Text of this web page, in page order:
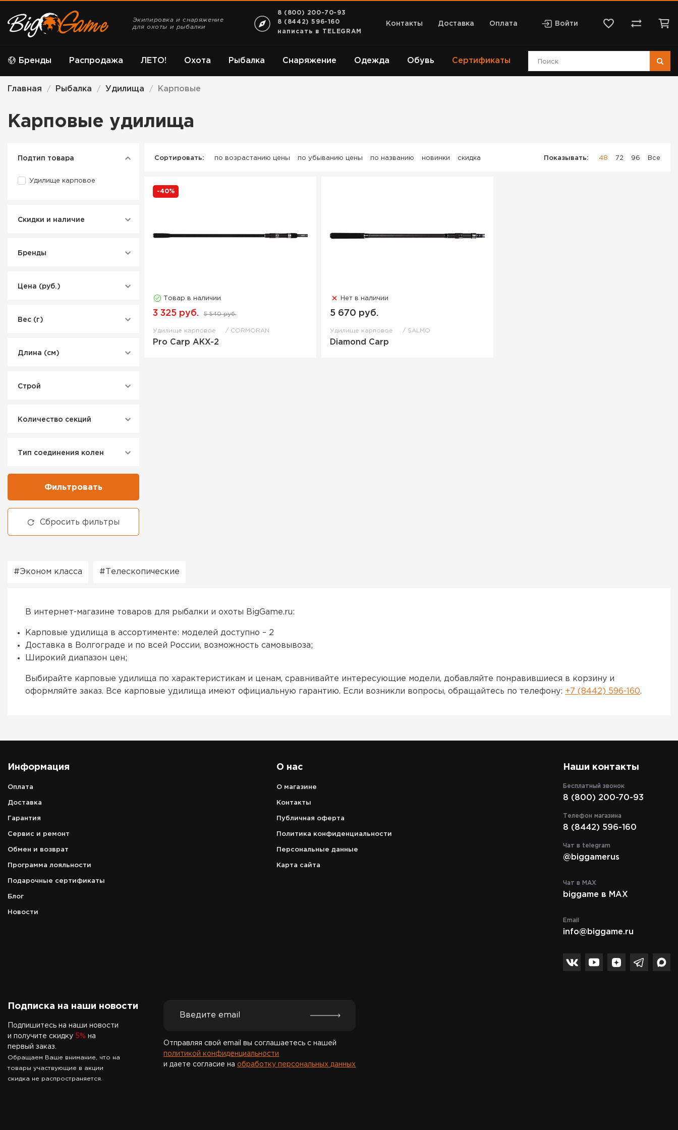
Экипировка и снаряжение
для охоты и рыбалки
8 (800) 200-70-93
8 (8442) 596-160
написать в TELEGRAM
Контакты Доставка Оплата Войти
Бренды ЛЕТО! Охота Рыбалка Снаряжение Одежда Обувь
Распродажа Сертификаты
Главная / Рыбалка / Удилища / Карповые
Карповые удилища
Подтип товара
Удилище карповое
Скидки и наличие
Бренды
Цена (руб.)
Вес (г)
Длина (см)
Строй
Количество секций
Тип соединения колен
Фильтровать
Сбросить фильтры
Сортировать: по возрастанию цены по убыванию цены по названию новинки скидка Показывать: 48 72 96 Все
-40%
Товар в наличии
3 325 руб. 5 540 руб.
Удилище карповое CORMORAN
Pro Carp AKX-2
Нет в наличии
5 670 руб.
Удилище карповое SALMO
Diamond Carp
Эконом класса Телескопические
В интернет-магазине товаров для рыбалки и охоты BigGame.ru:
Карповые удилища в ассортименте: моделей доступно – 2
Доставка в Волгограде и по всей России, возможность самовывоза;
Широкий диапазон цен;
Выбирайте карповые удилища по характеристикам и ценам, сравнивайте интересующие модели, добавляйте понравившиеся в корзину и
оформляйте заказ. Все карповые удилища имеют официальную гарантию. Если возникли вопросы, обращайтесь по телефону: +7 (8442) 596-160.
Информация
Оплата
Доставка
Гарантия
Сервис и ремонт
Обмен и возврат
Программа лояльности
Подарочные сертификаты
Блог
Новости
О нас
О магазине
Контакты
Публичная оферта
Политика конфиденциальности
Персональные данные
Карта сайта
Наши контакты
Бесплатный звонок
8 (800) 200-70-93
Телефон магазина
8 (8442) 596-160
Чат в telegram
@biggamerus
Чат в MAX
biggame в MAX
Email
info@biggame.ru
Подписка на наши новости
Подпишитесь на наши новости
и получите скидку 5% на
первый заказ.
Обращаем Ваше внимание, что на
товары участвующие в акции
скидка не распространяется.
Отправляя свой email вы соглашаетесь с нашей
политикой конфиденциальности
и даете согласие на обработку персональных данных